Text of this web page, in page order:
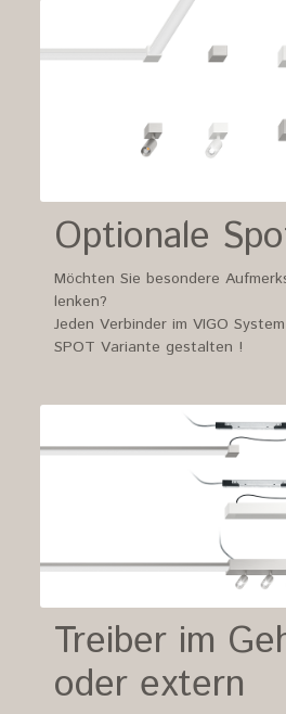
Optionale
Möchten Sie besondere
lenken?
Jeden Verbinder im VIGO
SPOT Variante gestalten !
Treiber im
oder extern